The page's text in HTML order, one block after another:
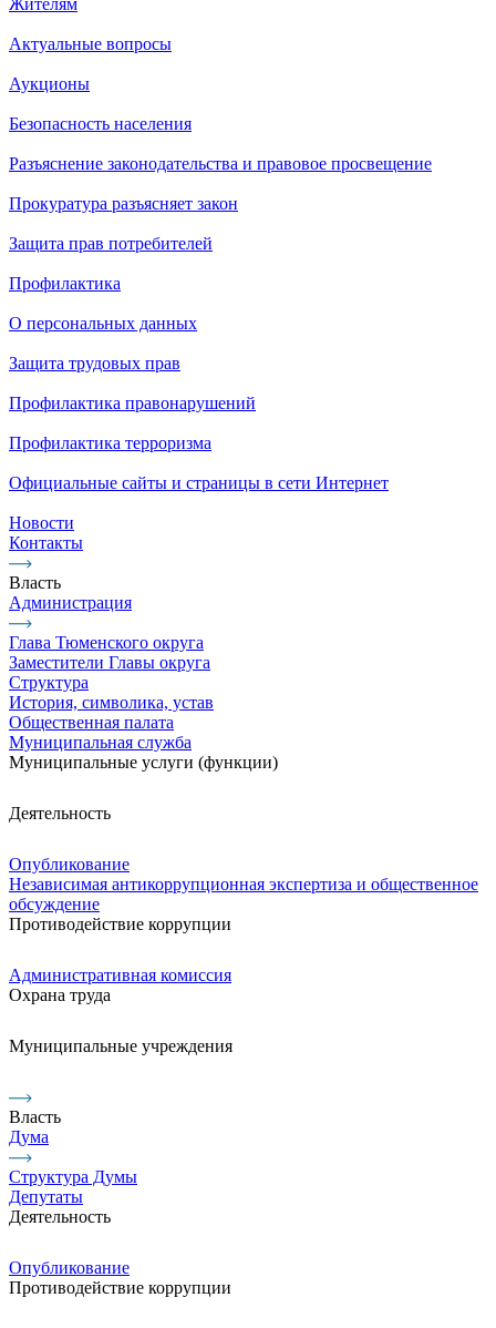
Жителям
Актуальные вопросы
Аукционы
Безопасность населения
Разъяснение законодательства и правовое просвещение
Прокуратура разъясняет закон
Защита прав потребителей
Профилактика
О персональных данных
Защита трудовых прав
Профилактика правонарушений
Профилактика терроризма
Официальные сайты и страницы в сети Интернет
Новости
Контакты
Власть
Администрация
Глава Тюменского округа
Заместители Главы округа
Структура
История, символика, устав
Общественная палата
Муниципальная служба
Муниципальные услуги (функции)
Деятельность
Опубликование
Независимая антикоррупционная экспертиза и общественное
обсуждение
Противодействие коррупции
Административная комиссия
Охрана труда
Муниципальные учреждения
Власть
Дума
Структура Думы
Депутаты
Деятельность
Опубликование
Противодействие коррупции